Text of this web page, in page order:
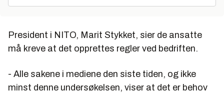
President i NITO, Marit Stykket, sier de ansatte
må kreve at det opprettes regler ved bedriften.
- Alle sakene i mediene den siste tiden, og ikke
minst denne undersøkelsen, viser at det er behov